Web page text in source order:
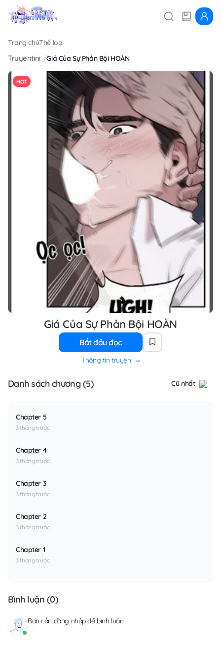
Trang chủThể loại
Truyentini Giá Của Sự Phản Bội HOÀN
HOT
Giá Của Sự Phản Bội HOÀN
Bắt đầu đọc
Thông tin truyện
Danh sách chương (5) Cũ nhất
Chapter 5
3 tháng trước
Chapter 4
3 tháng trước
Chapter 3
3 tháng trước
Chapter 2
3 tháng trước
Chapter 1
3 tháng trước
Bình luận (0)
Bạn cần đăng nhậpđể bình luận.